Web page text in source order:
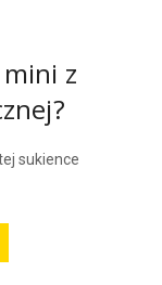
z
sukience